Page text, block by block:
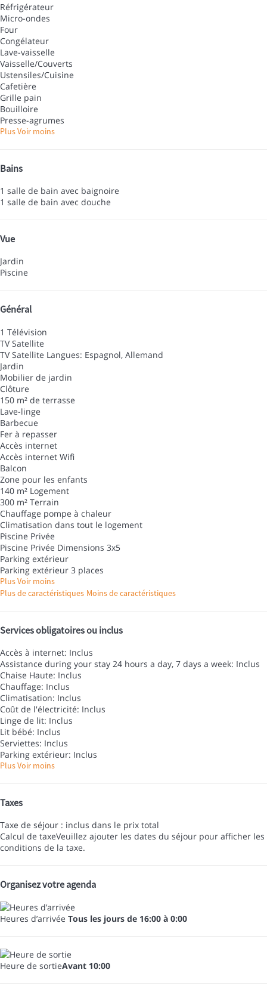
Réfrigérateur
Micro-ondes
Four
Congélateur
Lave-vaisselle
Vaisselle/Couverts
Ustensiles/Cuisine
Cafetière
Grille pain
Bouilloire
Presse-agrumes
PlusVoir moins
Bains
1 salle de bain avec baignoire
1 salle de bain avec douche
Vue
Jardin
Piscine
Général
1 Télévision
TV Satellite
TV Satellite Langues: Espagnol, Allemand
Jardin
Mobilier de jardin
Clôture
150 m² de terrasse
Lave-linge
Barbecue
Fer à repasser
Accès internet
Accès internet Wifi
Balcon
Zone pour les enfants
140 m² Logement
300 m² Terrain
Chauffage pompe à chaleur
Climatisation dans tout le logement
Piscine Privée
Piscine Privée Dimensions 3x5
Parking extérieur
Parking extérieur 3 places
PlusVoir moins
Plus de caractéristiques Moins de caractéristiques
Services obligatoires ou inclus
Accès à internet: Inclus
Assistance during your stay 24 hours a day, 7 days a week: Inclus
Chaise Haute: Inclus
Chauffage: Inclus
Climatisation: Inclus
Coût de l'électricité: Inclus
Linge de lit: Inclus
Lit bébé: Inclus
Serviettes: Inclus
Parking extérieur: Inclus
PlusVoir moins
Taxes
Taxe de séjour : inclus dans le prix total
Calcul de taxeVeuillez ajouter les dates du séjour pour afficher les
conditions de la taxe.
Organisez votre agenda
Heures d’arrivée Tous les jours de 16:00 à 0:00
Heure de sortieAvant 10:00